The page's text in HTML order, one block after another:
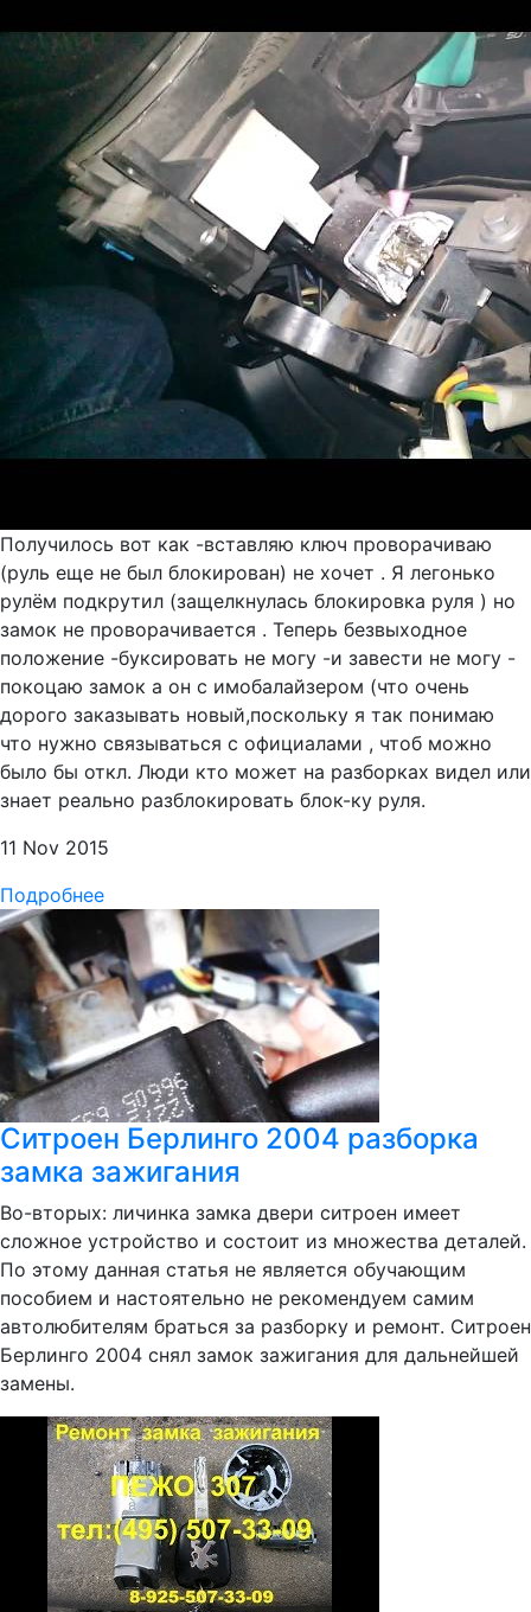
Получилось вот как -вставляю ключ проворачиваю
(руль еще не был блокирован) не хочет . Я легонько
рулём подкрутил (защелкнулась блокировка руля ) но
замок не проворачивается . Теперь безвыходное
положение -буксировать не могу -и завести не могу -
покоцаю замок а он с имобалайзером (что очень
дорого заказывать новый,поскольку я так понимаю
что нужно связываться с официалами , чтоб можно
было бы откл. Люди кто может на разборках видел или
знает реально разблокировать блок-ку руля.
11 Nov 2015
Подробнее
Ситроен Берлинго 2004 разборка
замка зажигания
Во-вторых: личинка замка двери ситроен имеет
сложное устройство и состоит из множества деталей.
По этому данная статья не является обучающим
пособием и настоятельно не рекомендуем самим
автолюбителям браться за разборку и ремонт. Ситроен
Берлинго 2004 снял замок зажигания для дальнейшей
замены.